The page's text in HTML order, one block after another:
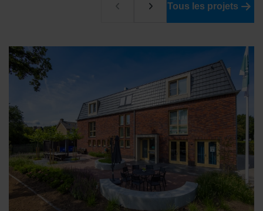
Tous les projets